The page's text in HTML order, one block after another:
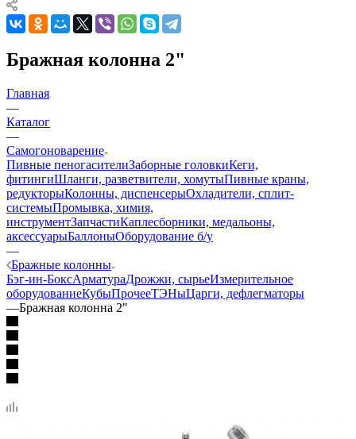
Бражная колонна 2"
Главная
—
Каталог
—
Самогоноварение
Пивные пеногасителиЗаборные головкиКеги,
фитингиШланги, разветвители, хомутыПивные краны,
редукторыКолонны, диспенсерыОхладители, сплит-
системыПромывка, химия,
инструментЗапчастиКаплесборники, медальоны,
аксессуарыБаллоныОборудование б/у
—
Бражные колонны
Бэг-ин-БоксАрматураДрожжи, сырьеИзмерительное
оборудованиеКубыПрочееТЭНыЦарги, дефлегматоры
—Бражная колонна 2"